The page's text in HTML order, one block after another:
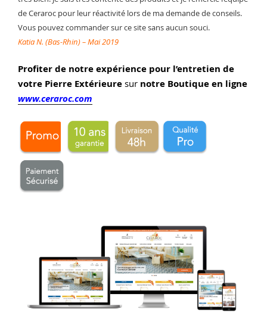
de Ceraroc pour leur réactivité lors de ma demande de conseils.
Vous pouvez commander sur ce site sans aucun souci.
Katia N. (Bas-Rhin) – Mai 2019
Profiter de notre expérience pour l’entretien de
votre Pierre Extérieure sur notre Boutique en ligne
www.ceraroc.com